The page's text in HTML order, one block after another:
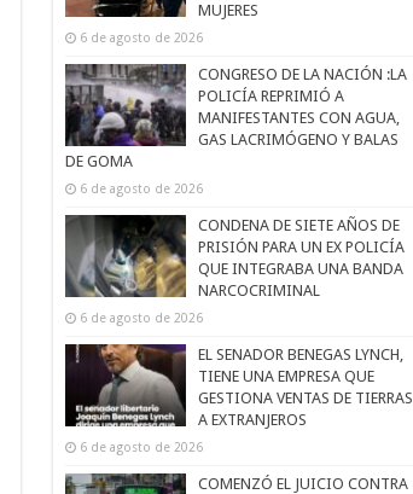
MUJERES
6 de agosto de 2026
CONGRESO DE LA NACIÓN :LA
POLICÍA REPRIMIÓ A
MANIFESTANTES CON AGUA,
GAS LACRIMÓGENO Y BALAS
DE GOMA
6 de agosto de 2026
CONDENA DE SIETE AÑOS DE
PRISIÓN PARA UN EX POLICÍA
QUE INTEGRABA UNA BANDA
NARCOCRIMINAL
6 de agosto de 2026
EL SENADOR BENEGAS LYNCH,
TIENE UNA EMPRESA QUE
GESTIONA VENTAS DE TIERRAS
A EXTRANJEROS
6 de agosto de 2026
COMENZÓ EL JUICIO CONTRA